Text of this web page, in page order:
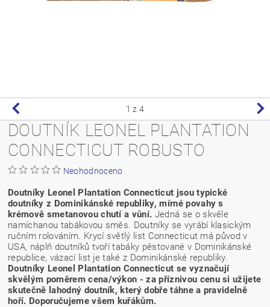
1 z 4
DOUTNÍK LEONEL PLANTATION
CONNECTICUT ROBUSTO
Neohodnoceno
Doutníky Leonel Plantation Connecticut jsou typické
doutníky z Dominikánské republiky, mírné povahy s
krémově smetanovou chutí a vůní. Jedná se o skvěle
namíchanou tabákovou směs. Doutníky se vyrábí klasickým
ručním rolováním. Krycí světlý list Connecticut má původ v
USA, náplň doutníků tvoří tabáky pěstované v Dominikánské
republice, vázací list je také z Dominikánské republiky.
Doutníky Leonel Plantation Connecticut se vyznačují
skvělým poměrem cena/výkon - za příznivou cenu si užijete
skutečně lahodný doutník, který dobře táhne a pravidelně
hoří. Doporučujeme všem kuřákům.